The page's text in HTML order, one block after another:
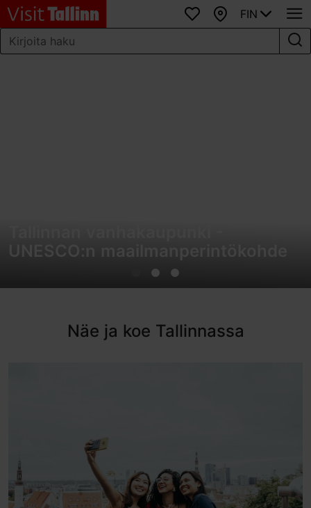
SuosikitKartta
FIN
Näe ja koe Tallinnassa